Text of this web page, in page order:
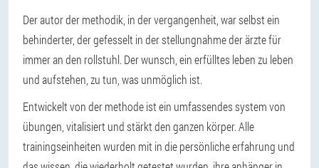
Der autor der methodik, in der vergangenheit, war selbst ein
behinderter, der gefesselt in der stellungnahme der ärzte für
immer an den rollstuhl. Der wunsch, ein erfülltes leben zu leben
und aufstehen, zu tun, was unmöglich ist.
Entwickelt von der methode ist ein umfassendes system von
übungen, vitalisiert und stärkt den ganzen körper. Alle
trainingseinheiten wurden mit in die persönliche erfahrung und